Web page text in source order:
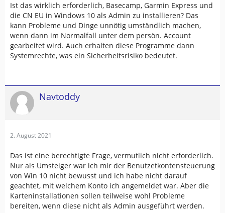
Ist das wirklich erforderlich, Basecamp, Garmin Express und
die CN EU in Windows 10 als Admin zu installieren? Das
kann Probleme und Dinge unnötig umständlich machen,
wenn dann im Normalfall unter dem persön. Account
gearbeitet wird. Auch erhalten diese Programme dann
Systemrechte, was ein Sicherheitsrisiko bedeutet.
Navtoddy
2. August 2021
Das ist eine berechtigte Frage, vermutlich nicht erforderlich.
Nur als Umsteiger war ich mir der Benutzetkontensteuerung
von Win 10 nicht bewusst und ich habe nicht darauf
geachtet, mit welchem Konto ich angemeldet war. Aber die
Karteninstallationen sollen teilweise wohl Probleme
bereiten, wenn diese nicht als Admin ausgeführt werden.